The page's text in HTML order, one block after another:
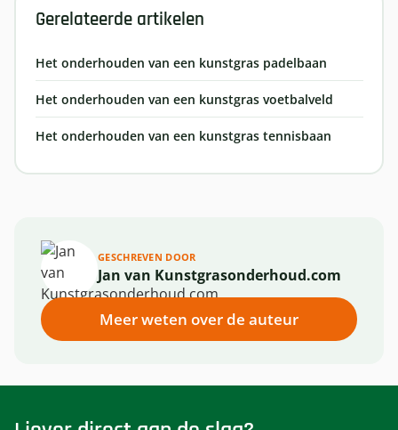
Gerelateerde artikelen
Het onderhouden van een kunstgras padelbaan
Het onderhouden van een kunstgras voetbalveld
Het onderhouden van een kunstgras tennisbaan
GESCHREVEN DOOR
Jan van Kunstgrasonderhoud.com
Meer weten over de auteur